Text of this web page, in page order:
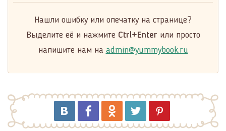
Нашли ошибку или опечатку на странице?
Выделите её и нажмите Ctrl+Enter или просто
напишите нам на admin@yummybook.ru